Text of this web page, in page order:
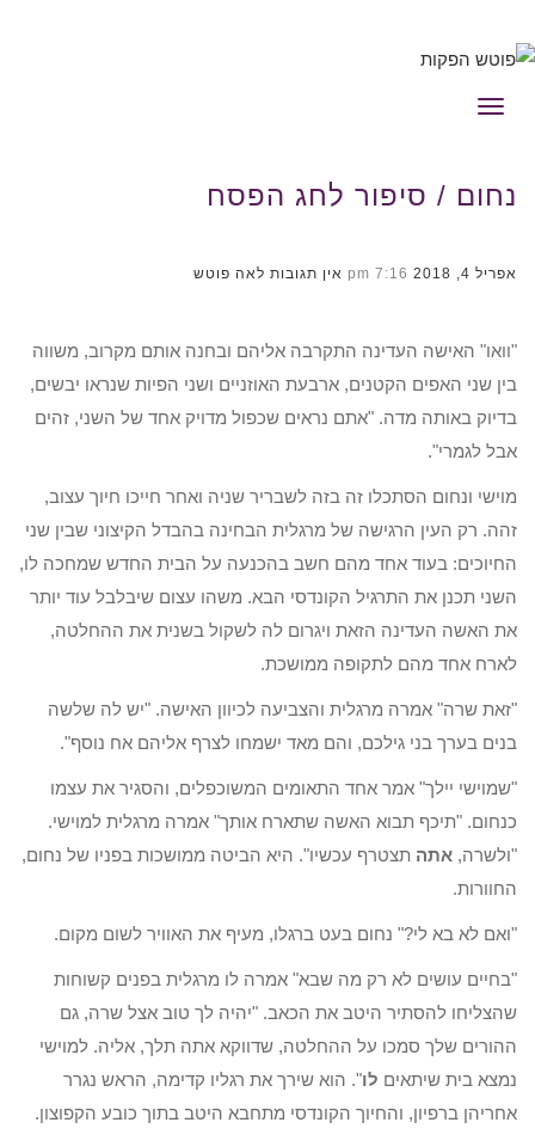
תפריט
נחום / סיפור לחג הפסח
אפריל 4, 2018 7:16 pm אין תגובות לאה פוטש
"וואו" האישה העדינה התקרבה אליהם ובחנה אותם מקרוב, משווה
בין שני האפים הקטנים, ארבעת האוזניים ושני הפיות שנראו יבשים,
בדיוק באותה מדה. "אתם נראים שכפול מדויק אחד של השני, זהים
אבל לגמרי".
מוישי ונחום הסתכלו זה בזה לשבריר שניה ואחר חייכו חיוך עצוב,
זהה. רק העין הרגישה של מרגלית הבחינה בהבדל הקיצוני שבין שני
החיוכים: בעוד אחד מהם חשב בהכנעה על הבית החדש שמחכה לו,
השני תכנן את התרגיל הקונדסי הבא. משהו עצום שיבלבל עוד יותר
את האשה העדינה הזאת ויגרום לה לשקול בשנית את ההחלטה,
לארח אחד מהם לתקופה ממושכת.
"זאת שרה" אמרה מרגלית והצביעה לכיוון האישה. "יש לה שלשה
בנים בערך בני גילכם, והם מאד ישמחו לצרף אליהם אח נוסף".
"שמוישי יילך" אמר אחד התאומים המשוכפלים, והסגיר את עצמו
כנחום. "תיכף תבוא האשה שתארח אותך" אמרה מרגלית למוישי.
"ולשרה, אתה תצטרף עכשיו". היא הביטה ממושכות בפניו של נחום,
החוורות.
"ואם לא בא לי?" נחום בעט ברגלו, מעיף את האוויר לשום מקום.
"בחיים עושים לא רק מה שבא" אמרה לו מרגלית בפנים קשוחות
שהצליחו להסתיר היטב את הכאב. "יהיה לך טוב אצל שרה, גם
ההורים שלך סמכו על ההחלטה, שדווקא אתה תלך, אליה. למוישי
נמצא בית שיתאים לו". הוא שירך את רגליו קדימה, הראש נגרר
אחריהן ברפיון, והחיוך הקונדסי מתחבא היטב בתוך כובע הקפוצון.